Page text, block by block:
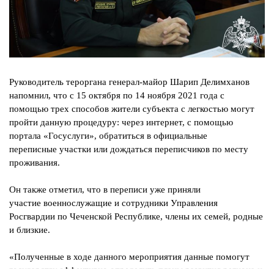
Руководитель тероргана генерал-майор Шарип Делимханов
напомнил, что с 15 октября по 14 ноября 2021 года с
помощью трех способов жители субъекта с легкостью могут
пройти данную процедуру: через интернет, с помощью
портала «Госуслуги», обратиться в официальные
переписные участки или дождаться переписчиков по месту
проживания.
Он также отметил, что в переписи уже приняли
участие военнослужащие и сотрудники Управления
Росгвардии по Чеченской Республике, члены их семей, родные
и близкие.
«Полученные в ходе данного мероприятия данные помогут